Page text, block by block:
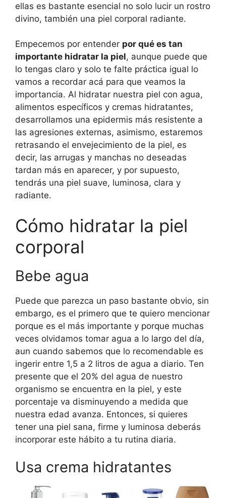
ellas es bastante esencial no solo lucir un rostro
divino, también una piel corporal radiante.
Empecemos por entender por qué es tan
importante hidratar la piel, aunque puede que
lo tengas claro y solo te falte práctica igual lo
vamos a recordar acá para que veamos la
importancia. Al hidratar nuestra piel con agua,
alimentos específicos y cremas hidratantes,
desarrollamos una epidermis más resistente a
las agresiones externas, asimismo, estaremos
retrasando el envejecimiento de la piel, es
decir, las arrugas y manchas no deseadas
tardan más en aparecer, y por supuesto,
tendrás una piel suave, luminosa, clara y
radiante.
Cómo hidratar la piel
corporal
Bebe agua
Puede que parezca un paso bastante obvio, sin
embargo, es el primero que te quiero mencionar
porque es el más importante y porque muchas
veces olvidamos tomar agua a lo largo del día,
aun cuando sabemos que lo recomendable es
ingerir entre 1,5 a 2 litros de agua a diario. Ten
presente que el 20% del agua de nuestro
organismo se encuentra en la piel, y este
porcentaje va disminuyendo a medida que
nuestra edad avanza. Entonces, si quieres
tener una piel sana, firme y luminosa deberás
incorporar este hábito a tu rutina diaria.
Usa crema hidratantes